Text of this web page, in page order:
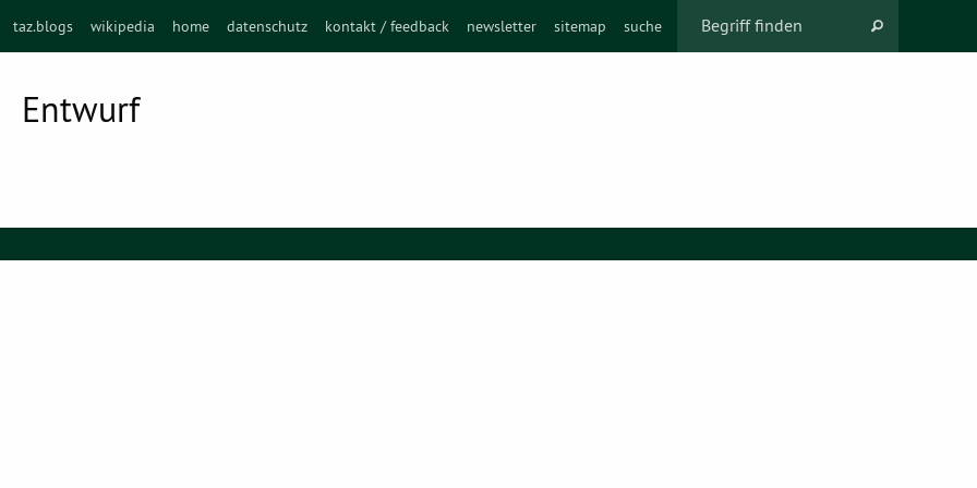
taz.blogs wikipedia home datenschutz kontakt / feedback newsletter sitemap suche
Entwurf